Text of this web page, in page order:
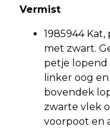
Vermist
1985944 Kat,
met zwart.
petje
linker oog
bovendek
zwarte vlek
voorpoot en